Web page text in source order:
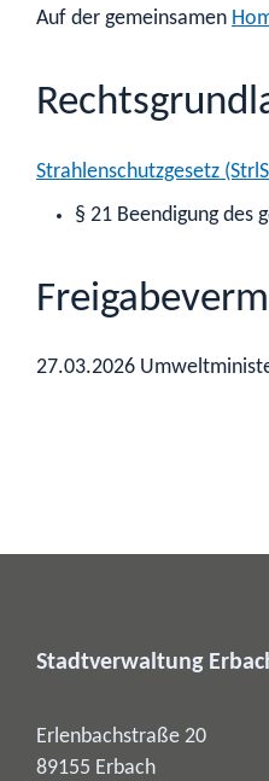
Auf der gemeinsamen
Strahlenschutzgesetz
§ 21 Beendigung des
27.03.2026
Stadtverwaltung
Erlenbachstraße 20
89155 Erbach